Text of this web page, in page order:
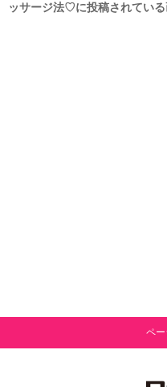
ッサージ法♡に投稿されてい
ペ